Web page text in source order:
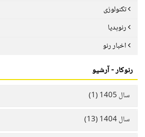
تکنولوژی
رنوپدیا
اخبار رنو
رنوکار - آرشیو
سال 1405 (1)
سال 1404 (13)